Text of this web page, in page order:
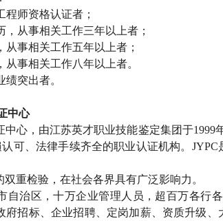
程师资格认证者；
，从事相关工作三年以上者；
从事相关工作五年以上者；
事相关工作八年以上者。
突出者。
中心
中心，由江苏英才职业技能鉴定集团于1999
可、法律手续齐全的职业认证机构。 JYPC
重检验，在社会各界具有广泛影响力。
自治区，十万企业管理人员，超百万各行
府招标、企业招聘、定岗加薪、资质升级